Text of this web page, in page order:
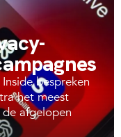
bespreken
het meest
afgelopen